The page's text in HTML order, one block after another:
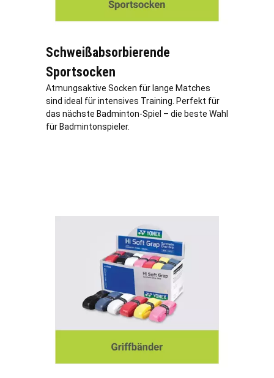
Schweißabsorbierende
Sportsocken
Atmungsaktive Socken für lange Matches
sind ideal für intensives Training. Perfekt für
das nächste Badminton-Spiel – die beste Wahl
für Badmintonspieler.